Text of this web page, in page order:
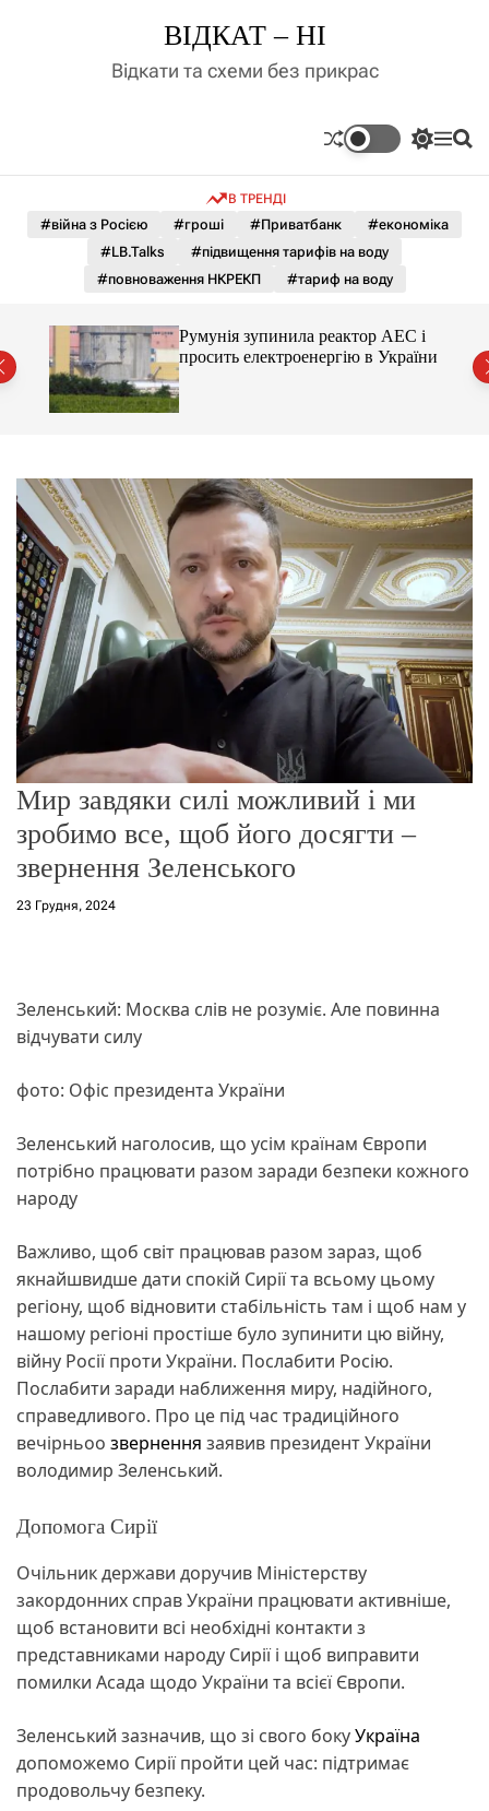
д
у
ВІДКАТ – НІ
Відкати та схеми без прикрас
П
м
к
а
о
л
ь
г
р
е
ж
и
м
у
М П
В ТРЕНДІ
#війна з Росією #гроші #Приватбанк
#економіка
#LB.Talks
#підвищення тарифів на воду
#повноваження НКРЕКП
#тариф на воду
Румунія зупинила реактор АЕС і
просить електроенергію в України
Мир завдяки силі можливий і ми
зробимо все, щоб його досягти –
звернення Зеленського
23 Грудня, 2024
Зеленський: Москва слів не розуміє. Але повинна
відчувати силу
фото: Офіс президента України
Зеленський наголосив, що усім країнам Європи
потрібно працювати разом заради безпеки кожного
народу
Важливо, щоб світ працював разом зараз, щоб
якнайшвидше дати спокій Сирії та всьому цьому
регіону, щоб відновити стабільність там і щоб нам у
нашому регіоні простіше було зупинити цю війну,
війну Росії проти України. Послабити Росію.
Послабити заради наближення миру, надійного,
справедливого. Про це під час традиційного
вечірньоо звернення заявив президент України
володимир Зеленський.
Допомога Сирії
Очільник держави доручив Міністерству
закордонних справ України працювати активніше,
щоб встановити всі необхідні контакти з
представниками народу Сирії і щоб виправити
помилки Асада щодо України та всієї Європи.
Зеленський зазначив, що зі свого бокуУкраїна
допоможемо Сирії пройти цей час: підтримає
продовольчу безпеку.